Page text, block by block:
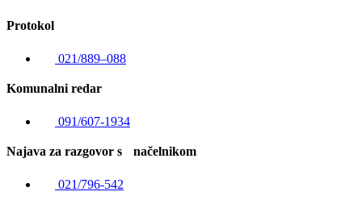
Protokol
021/889–088
Komunalni redar
091/607-1934
Najava za razgovor s načelnikom
021/796-542